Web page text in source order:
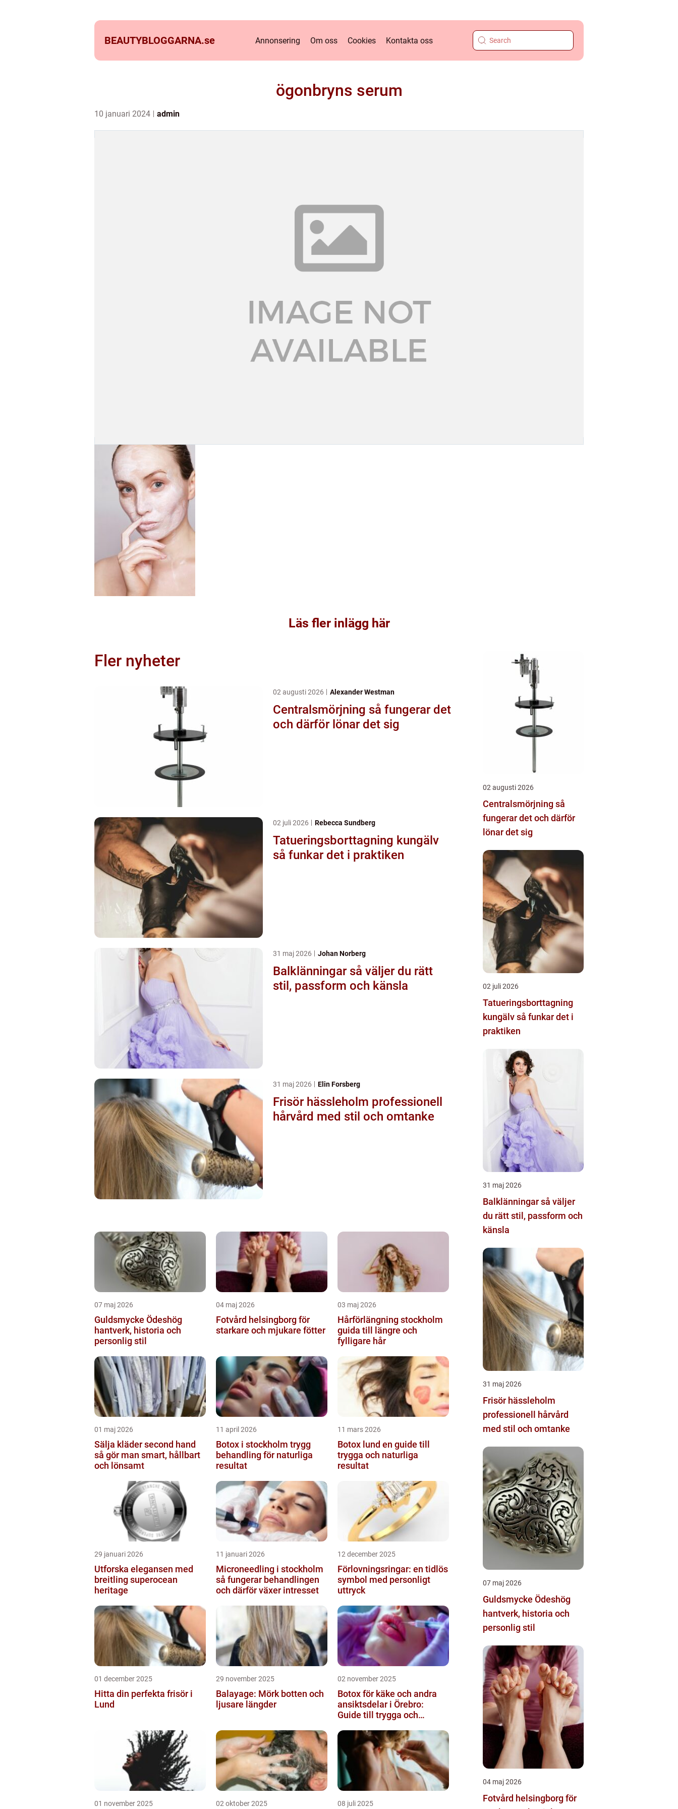
BEAUTYBLOGGARNA.se Annonsering Om oss Cookies Kontakta oss
ögonbryns serum
10 januari 2024 admin
Läs fler inlägg här
Fler nyheter
02 augusti 2026 Alexander Westman
Centralsmörjning så fungerar det
och därför lönar det sig
02 juli 2026 Rebecca Sundberg
Tatueringsborttagning kungälv
så funkar det i praktiken
31 maj 2026 Johan Norberg
Balklänningar så väljer du rätt
stil, passform och känsla
31 maj 2026 Elin Forsberg
Frisör hässleholm professionell
hårvård med stil och omtanke
07 maj 2026
Guldsmycke Ödeshög
hantverk, historia och
personlig stil
04 maj 2026
Fotvård helsingborg för
starkare och mjukare fötter
03 maj 2026
Hårförlängning stockholm
guida till längre och
fylligare hår
01 maj 2026
Sälja kläder second hand
så gör man smart, hållbart
och lönsamt
11 april 2026
Botox i stockholm trygg
behandling för naturliga
resultat
11 mars 2026
Botox lund en guide till
trygga och naturliga
resultat
29 januari 2026
Utforska elegansen med
breitling superocean
heritage
11 januari 2026
Microneedling i stockholm
så fungerar behandlingen
och därför växer intresset
12 december 2025
Förlovningsringar: en tidlös
symbol med personligt
uttryck
01 december 2025
Hitta din perfekta frisör i
Lund
29 november 2025
Balayage: Mörk botten och
ljusare längder
02 november 2025
Botox för käke och andra
ansiktsdelar i Örebro:
Guide till trygga och
01 november 2025 02 oktober 2025 08 juli 2025
02 augusti 2026
Centralsmörjning så
fungerar det och därför
lönar det sig
02 juli 2026
Tatueringsborttagning
kungälv så funkar det i
praktiken
31 maj 2026
Balklänningar så väljer
du rätt stil, passform och
känsla
31 maj 2026
Frisör hässleholm
professionell hårvård
med stil och omtanke
07 maj 2026
Guldsmycke Ödeshög
hantverk, historia och
personlig stil
04 maj 2026
Fotvård helsingborg för